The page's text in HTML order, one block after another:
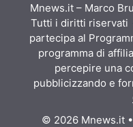
Mnews.it – Marco
Tutti i diritti riservati
partecipa al
programma di
percepire una
pubblicizzando e
© 2026 Mnews.it•